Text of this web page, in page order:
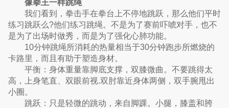
像拳王一样跳绳
我们看到，拳击手在拳台上不停地跳跃，那么他们平时
练习跳跃么?他们练习跳绳。不是为了赛前吓唬对手，也不
是为了出场时做秀，而是为了强化心肺功能。
10分钟跳绳所消耗的热量相当于30分钟跑步所燃烧的
卡路里，而且有助于塑造身材。
平衡：身体重量靠脚底支撑，双膝微曲。不要跳得太
高，上身笔直、双眼前视.双肘靠近身体两侧，双手腕甩出
小圈。
跳跃：只是轻微的跳动，来自脚踝。小腿，膝盖和胯